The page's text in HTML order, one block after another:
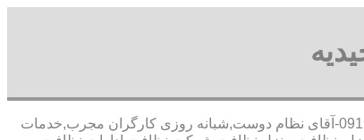
30 در صد تخفیف .بیمه رایگان,09196351909-آقای نظام دوست,شبانه روزی کارگران مجرب,خدمات